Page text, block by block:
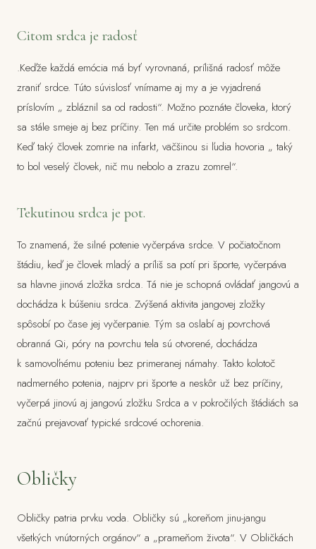
Citom srdca je radosť
.Keďže každá emócia má byť vyrovnaná, prílišná radosť môže
zraniť srdce. Túto súvislosť vnímame aj my a je vyjadrená
príslovím „ zbláznil sa od radosti“. Možno poznáte človeka, ktorý
sa stále smeje aj bez príčiny. Ten má určite problém so srdcom.
Keď taký človek zomrie na infarkt, väčšinou si ľudia hovoria „ taký
to bol veselý človek, nič mu nebolo a zrazu zomrel“.
Tekutinou srdca je pot.
To znamená, že silné potenie vyčerpáva srdce. V počiatočnom
štádiu, keď je človek mladý a príliš sa potí pri športe, vyčerpáva
sa hlavne jinová zložka srdca. Tá nie je schopná ovládať jangovú a
dochádza k búšeniu srdca. Zvýšená aktivita jangovej zložky
spôsobí po čase jej vyčerpanie. Tým sa oslabí aj povrchová
obranná Qi, póry na povrchu tela sú otvorené, dochádza
k samovoľnému poteniu bez primeranej námahy. Takto kolotoč
nadmerného potenia, najprv pri športe a neskôr už bez príčiny,
vyčerpá jinovú aj jangovú zložku Srdca a v pokročilých štádiách sa
začnú prejavovať typické srdcové ochorenia.
Obličky
Obličky patria prvku voda. Obličky sú „koreňom jinu-jangu
všetkých vnútorných orgánov“ a „prameňom života“. V Obličkách